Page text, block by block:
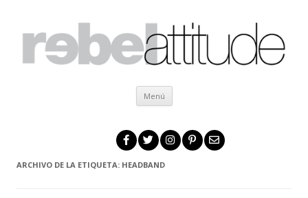
Menú Ir al contenido
ARCHIVO DE LA ETIQUETA: HEADBAND